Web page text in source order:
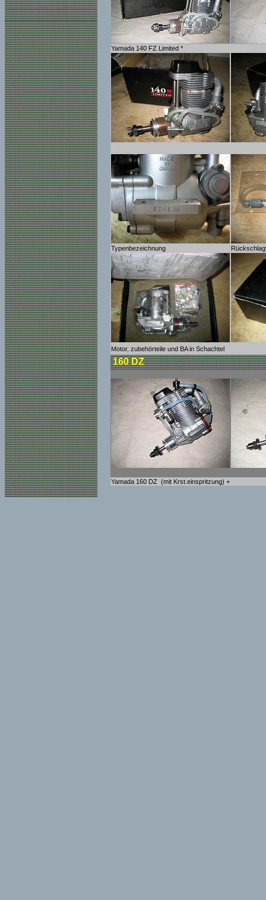
Yamada 140 FZ Limited *
Typenbezeichnung
Motor, zubehörteile und BA in Schachtel
160 DZ
Yamada 160 DZ (mit Krst.einspritzung) +